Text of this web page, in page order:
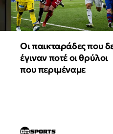
Οι παικταράδες που
έγιναν ποτέ οι θρύλοι
που περιμέναμε